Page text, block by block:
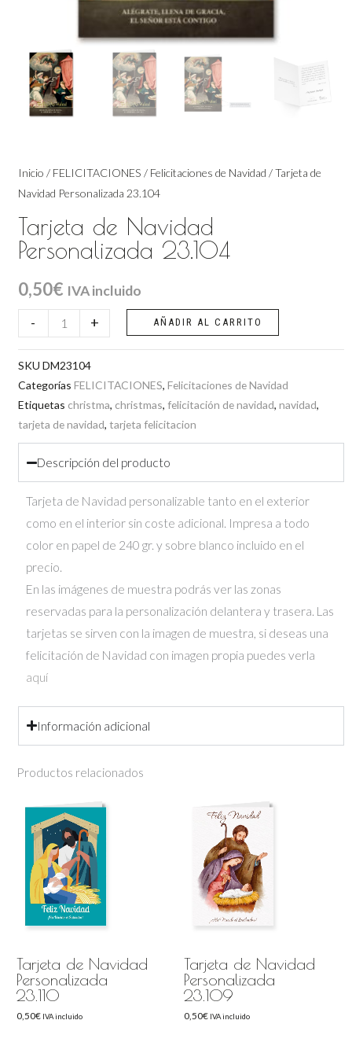
Inicio / FELICITACIONES / Felicitaciones de Navidad / Tarjeta de
Navidad Personalizada 23.104
Tarjeta de Navidad
Personalizada 23.104
0,50€ IVA incluido
-
de
Navidad
Personalizada
23.104
cantidad
+ AÑADIR AL CARRITO
SKU DM23104
Categorías FELICITACIONES, Felicitaciones de Navidad
Etiquetas christma, christmas, felicitación de navidad, navidad,
tarjeta de navidad, tarjeta felicitacion
Descripción del producto
Tarjeta de Navidad personalizable tanto en el exterior
como en el interior sin coste adicional. Impresa a todo
color en papel de 240 gr. y sobre blanco incluido en el
precio.
En las imágenes de muestra podrás ver las zonas
reservadas para la personalización delantera y trasera. Las
tarjetas se sirven con la imagen de muestra, si deseas una
felicitación de Navidad con imagen propia puedes verla
aquí
Información adicional
Productos relacionados
Tarjeta de Navidad
Personalizada
23.110
0,50€ IVA incluido
Tarjeta de Navidad
Personalizada
23.109
0,50€ IVA incluido